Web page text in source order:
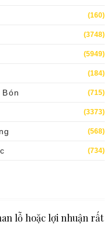
(160)
(3748)
(5949)
(184)
(715)
(3373)
(568)
(734)
lỗ hoặc lợi nhuận rất